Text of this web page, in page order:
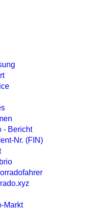
- Bericht
Nr. (FIN)
Markt